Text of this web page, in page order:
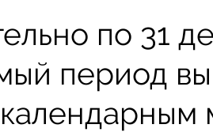
по 31
период